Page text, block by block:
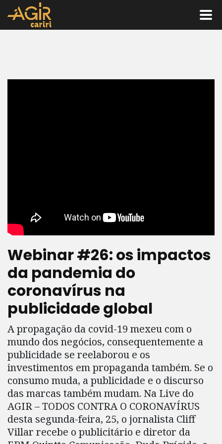
Webinar #26: os impactos
da pandemia do
coronavírus na
publicidade global
A propagação da covid-19 mexeu com o
mundo dos negócios, consequentemente a
publicidade se reelaborou e os
investimentos em propaganda também. Se o
consumo muda, a publicidade e o discurso
das marcas também mudam. Na Live do
AGIR – TODOS CONTRA O CORONAVÍRUS
desta segunda-feira, 25, o jornalista Cliff
Villar recebe o publicitário e diretor da